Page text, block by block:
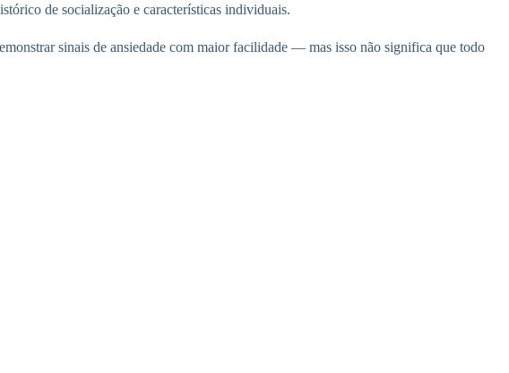
de socialização e características individuais.
sinais de ansiedade com maior facilidade — mas isso não significa que todo